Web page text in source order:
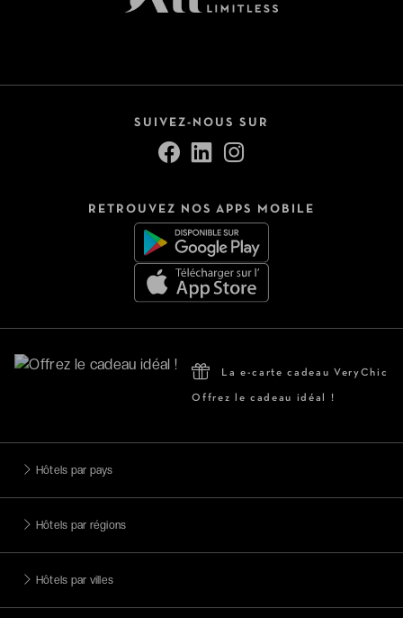
SUIVEZ-NOUS SUR
RETROUVEZ NOS APPS MOBILE
La e-carte cadeau VeryChic
Offrez le cadeau idéal !
Hôtels par pays
Hôtels par régions
Hôtels par villes